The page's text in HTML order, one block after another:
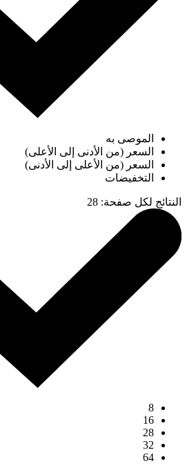
الموصى به
السعر (من الأدنى إلى الأعلى)
السعر (من الأعلى إلى الأدنى)
التخفيضات
النتائج لكل صفحة:
28
8
16
28
32
64